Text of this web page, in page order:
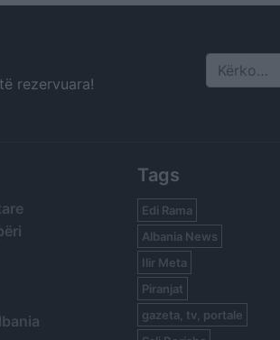
rezervuara! Search
Tags
Edi Rama
Albania News
Ilir Meta
Piranjat
gazeta, tv, portale